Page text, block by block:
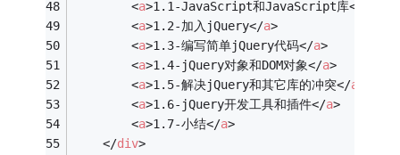
<a>1.1-JavaScript和JavaScript库</
<a>1.2-加入jQuery</a>
<a>1.3-编写简单jQuery代码</a>
<a>1.4-jQuery对象和DOM对象</a>
<a>1.5-解决jQuery和其它库的冲突</a
<a>1.6-jQuery开发工具和插件</a>
<a>1.7-小结</a>
</div>